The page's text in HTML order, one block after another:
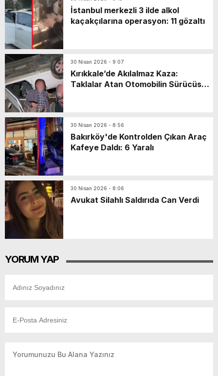
İstanbul merkezli 3 ilde alkol
kaçakçılarına operasyon: 11 gözaltı
30 Nisan 2026 - 9:07
Kırıkkale’de Akılalmaz Kaza:
Taklalar Atan Otomobilin Sürücüsü
30 Nisan 2026 - 8:56
Bakırköy'de Kontrolden Çıkan Araç
Kafeye Daldı: 6 Yaralı
30 Nisan 2026 - 8:06
Avukat Silahlı Saldırıda Can Verdi
YORUM YAP